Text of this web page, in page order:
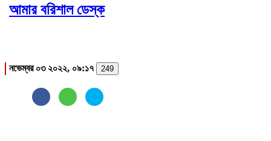
আমার বরিশাল ডেস্ক
নভেম্বর ০৩ ২০২২, ০৯:১৭ 249